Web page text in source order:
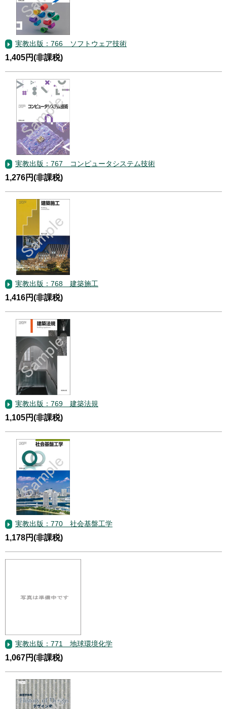
実教出版：766 ソフトウェア技術
1,405円(非課税)
実教出版：767 コンピュータシステム技術
1,276円(非課税)
実教出版：768 建築施工
1,416円(非課税)
実教出版：769 建築法規
1,105円(非課税)
実教出版：770 社会基盤工学
1,178円(非課税)
実教出版：771 地球環境化学
1,067円(非課税)